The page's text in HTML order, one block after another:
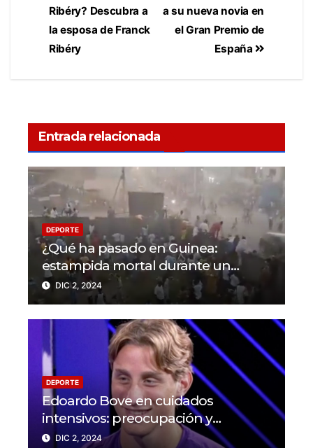
a su nueva novia en
el Gran Premio de
España
Ribéry? Descubra a
la esposa de Franck
Ribéry
Entrada relacionada
DEPORTE
¿Qué ha pasado en Guinea:
estampida mortal durante un
partido en N’Zérékoré
DIC 2, 2024
DEPORTE
Edoardo Bove en cuidados
intensivos: preocupación y
solidaridad en el mundo del fútbol
DIC 2, 2024